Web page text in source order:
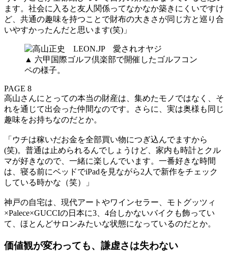
ます。社会に入ると友人関係ってなかなか築きにくいですけ
ど、共通の趣味を持つことで財布の大きさが同じ方と巡り合
いやすかったんだと思います(笑)」
▲ 六甲国際ゴルフ倶楽部で開催したゴルフコン
ペの様子。
PAGE 8
高山さんにとっての本当の財産は、集めたモノではなく、そ
れを通じて出会った仲間なのです。さらに、実は奥様も同じ
趣味をお持ちなのだとか。
「ウチは稼いだお金を全部買い物につぎ込んでますから
(笑)。普通は止められるんでしょうけど、家内も時計とクル
マが好きなので、一緒に楽しんでいます。一番好きな時間
は、寝る前にベッドでiPadを見ながら2人で新作をチェック
している時かな（笑）」
神戸の自宅は、現代アートやワインセラー、モトグッツィ
×Palece×GUCCIの日本に3、4台しかないバイクも飾ってい
て、ほとんどサロンみたいな状態になっているのだとか。
価値観が変わっても、謙虚さは失わない